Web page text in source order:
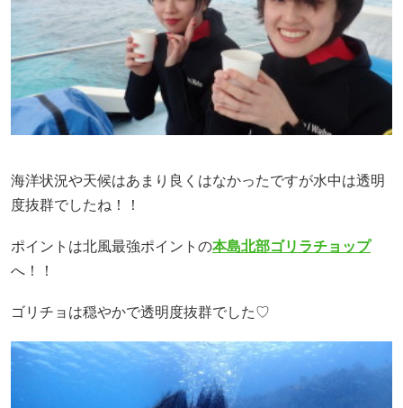
海洋状況や天候はあまり良くはなかったですが水中は透明
度抜群でしたね！！
ポイントは北風最強ポイントの本島北部ゴリラチョップ
へ！！
ゴリチョは穏やかで透明度抜群でした♡